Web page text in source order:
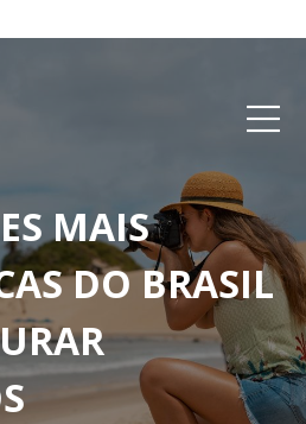
MAIS
DO BRASIL